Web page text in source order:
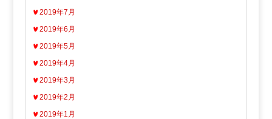
2019年7月
2019年6月
2019年5月
2019年4月
2019年3月
2019年2月
2019年1月